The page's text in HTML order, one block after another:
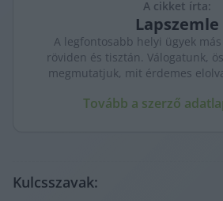
A cikket írta:
Lapszemle
A legfontosabb helyi ügyek
röviden és tisztán. Válogatunk,
megmutatjuk, mit érdemes
Tovább a szerző
Kulcsszavak: